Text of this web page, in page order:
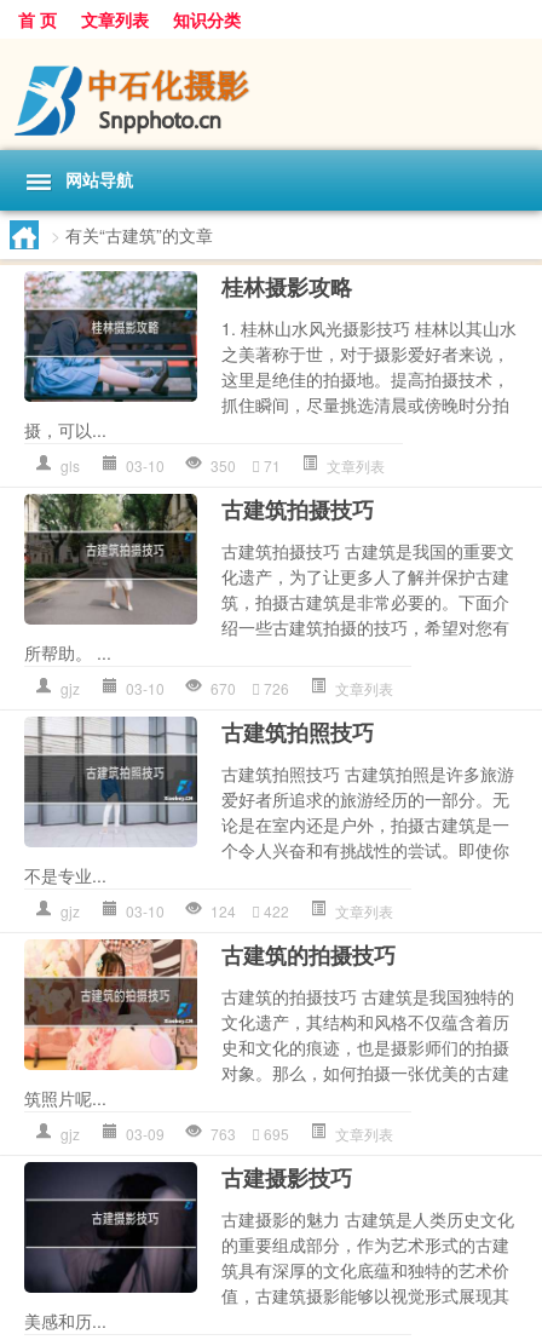
首 页 文章列表 知识分类
网站导航
> 有关“古建筑”的文章
桂林摄影攻略
1. 桂林山水风光摄影技巧 桂林以其山水
之美著称于世，对于摄影爱好者来说，
这里是绝佳的拍摄地。提高拍摄技术，
抓住瞬间，尽量挑选清晨或傍晚时分拍
摄，可以...
gls 03-10 350 71 文章列表
古建筑拍摄技巧
古建筑拍摄技巧 古建筑是我国的重要文
化遗产，为了让更多人了解并保护古建
筑，拍摄古建筑是非常必要的。下面介
绍一些古建筑拍摄的技巧，希望对您有
所帮助。 ...
gjz 03-10 670 726 文章列表
古建筑拍照技巧
古建筑拍照技巧 古建筑拍照是许多旅游
爱好者所追求的旅游经历的一部分。无
论是在室内还是户外，拍摄古建筑是一
个令人兴奋和有挑战性的尝试。即使你
不是专业...
gjz 03-10 124 422 文章列表
古建筑的拍摄技巧
古建筑的拍摄技巧 古建筑是我国独特的
文化遗产，其结构和风格不仅蕴含着历
史和文化的痕迹，也是摄影师们的拍摄
对象。那么，如何拍摄一张优美的古建
筑照片呢...
gjz 03-09 763 695 文章列表
古建摄影技巧
古建摄影的魅力 古建筑是人类历史文化
的重要组成部分，作为艺术形式的古建
筑具有深厚的文化底蕴和独特的艺术价
值，古建筑摄影能够以视觉形式展现其
美感和历...